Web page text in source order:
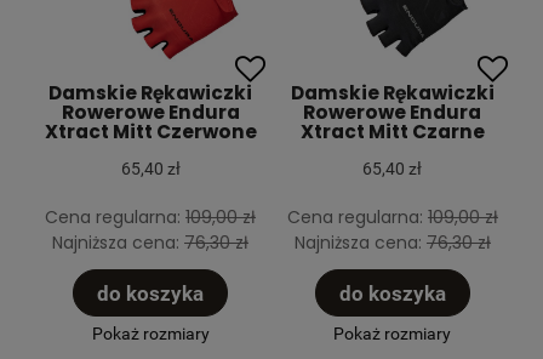
Damskie Rękawiczki
Rowerowe Endura
Xtract Mitt Czerwone
65,40 zł
Cena regularna:109,00 zł
Najniższa cena:76,30 zł
do koszyka
Pokaż rozmiary
Damskie Rękawiczki
Rowerowe Endura
Xtract Mitt Czarne
65,40 zł
Cena regularna: 109,00 zł
Najniższa cena: 76,30 zł
do koszyka
Pokaż rozmiary